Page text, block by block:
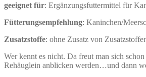
geeignet für: Ergänzungsfuttermittel für
Fütterungsempfehlung: Kaninchen/
Zusatzstoffe: ohne Zusatz von
Wer kennt es nicht. Da freut man sich
Rehäuglein anblicken werden…und dann